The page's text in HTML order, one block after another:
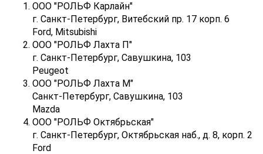
ООО "РОЛЬФ Карлайн"
г. Санкт-Петербург, Витебский пр. 17 корп. 6
Ford, Mitsubishi
ООО "РОЛЬФ Лахта П"
г. Санкт-Петербург, Савушкина, 103
Peugeot
ООО "РОЛЬФ Лахта М"
Санкт-Петербург, Савушкина, 103
Mazda
ООО "РОЛЬФ Октябрьская"
г. Санкт-Петербург, Октябрьская наб., д. 8, корп. 2
Ford